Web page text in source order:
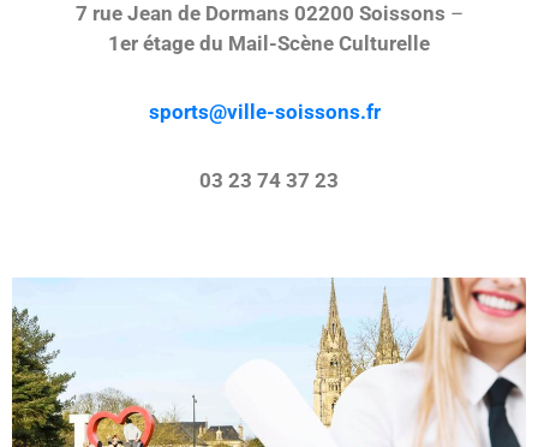
7 rue Jean de Dormans 02200 Soissons –
1er étage du Mail-Scène Culturelle
sports@ville-soissons.fr
03 23 74 37 23